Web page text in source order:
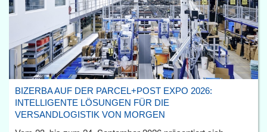
BIZERBA AUF DER PARCEL+POST EXPO 2026:
INTELLIGENTE LÖSUNGEN FÜR DIE
VERSANDLOGISTIK VON MORGEN